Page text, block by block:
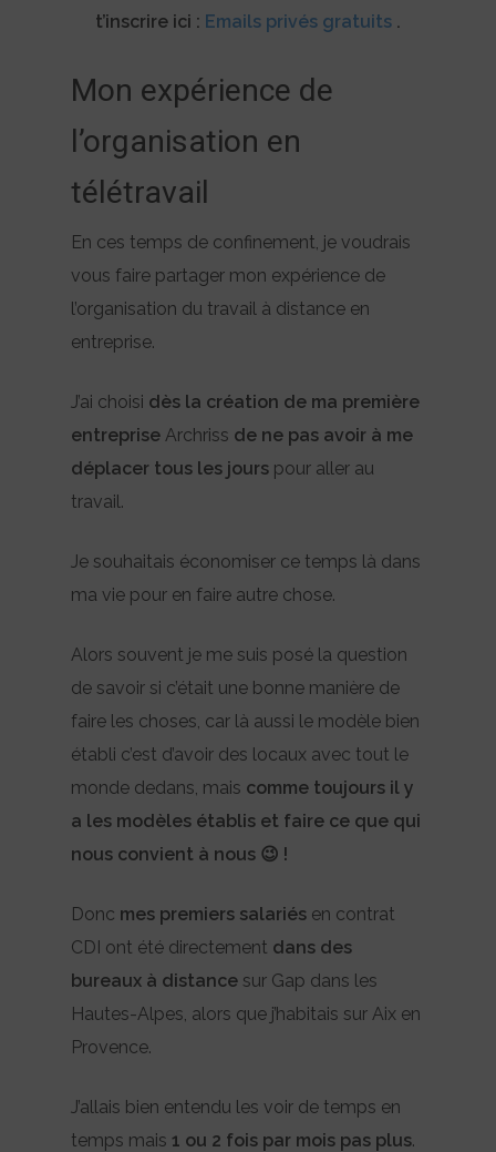
t’inscrire ici : Emails privés gratuits .
Mon expérience de
l’organisation en
télétravail
En ces temps de confinement, je voudrais
vous faire partager mon expérience de
l’organisation du travail à distance en
entreprise.
J’ai choisi dès la création de ma première
entreprise Archriss de ne pas avoir à me
déplacer tous les jours pour aller au
travail.
Je souhaitais économiser ce temps là dans
ma vie pour en faire autre chose.
Alors souvent je me suis posé la question
de savoir si c’était une bonne manière de
faire les choses, car là aussi le modèle bien
établi c’est d’avoir des locaux avec tout le
monde dedans, mais comme toujours il y
a les modèles établis et faire ce que qui
nous convient à nous 😉 !
Donc mes premiers salariés en contrat
CDI ont été directement dans des
bureaux à distance sur Gap dans les
Hautes-Alpes, alors que j’habitais sur Aix en
Provence.
J’allais bien entendu les voir de temps en
temps mais 1 ou 2 fois par mois pas plus.